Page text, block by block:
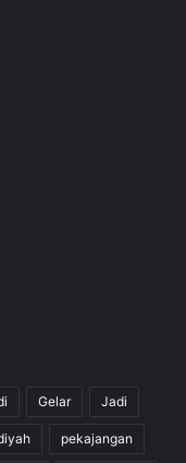
Gelar Jadi
pekajangan